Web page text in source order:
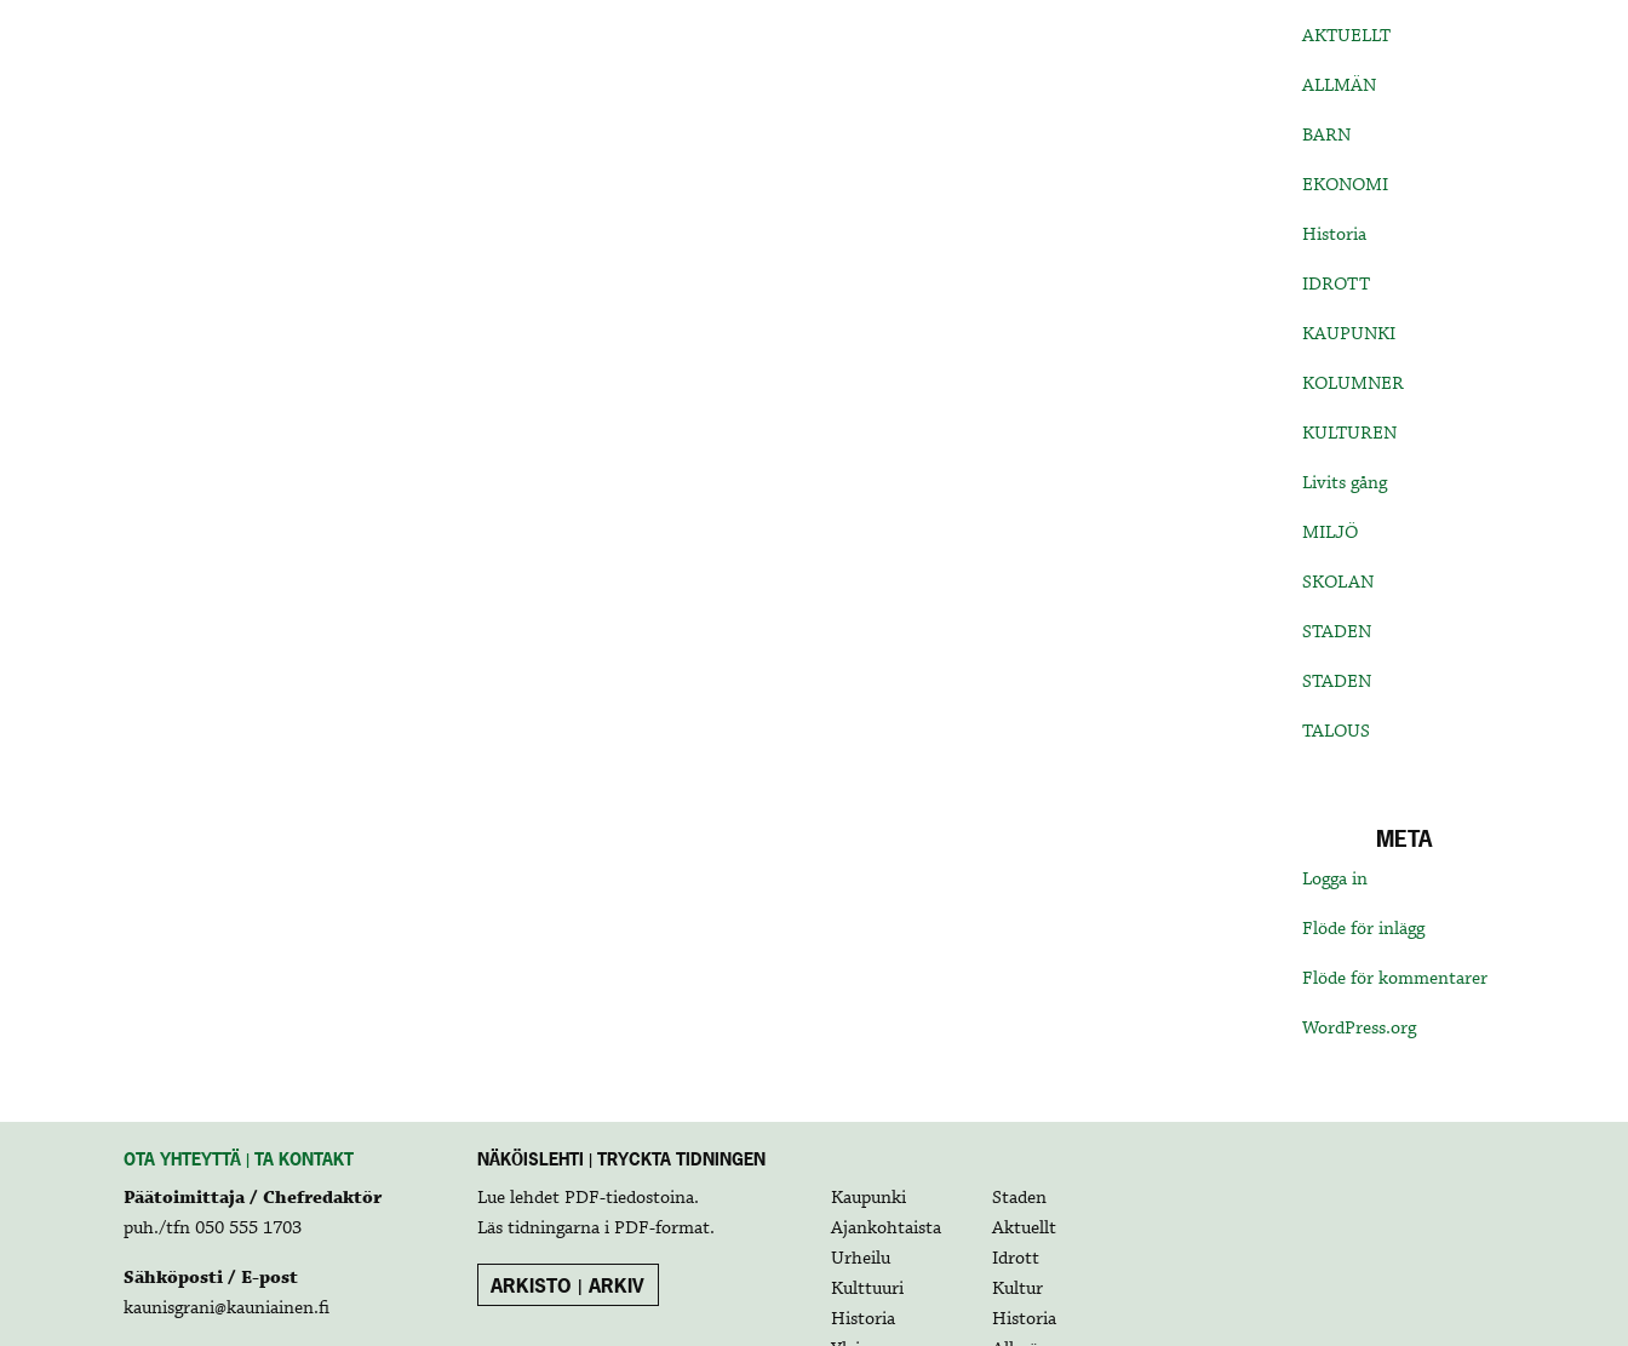
AKTUELLT
ALLMÄN
BARN
EKONOMI
Historia
IDROTT
KAUPUNKI
KOLUMNER
KULTUREN
Livits gång
MILJÖ
SKOLAN
STADEN
STADEN
TALOUS
META
Logga in
Flöde för inlägg
Flöde för kommentarer
WordPress.org
OTA YHTEYTTÄ | TA KONTAKT
Päätoimittaja / Chefredaktör
puh./tfn 050 555 1703
Sähköposti / E-post
kaunisgrani@kauniainen.fi
NÄKÖISLEHTI | TRYCKTA TIDNINGEN
Lue lehdet PDF-tiedostoina.
Läs tidningarna i PDF-format.
ARKISTO | ARKIV
Kaupunki
Staden
Ajankohtaista
Aktuellt
Urheilu
Idrott
Kulttuuri
Kultur
Historia
Historia